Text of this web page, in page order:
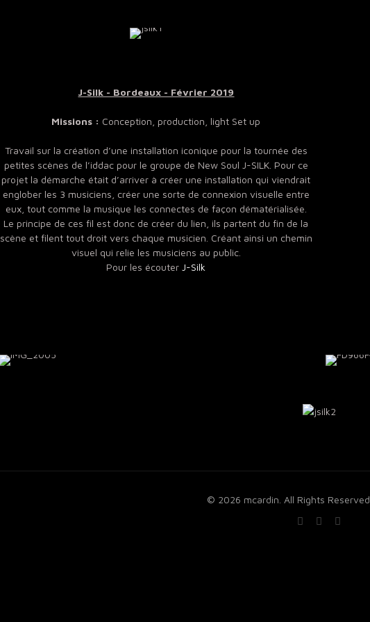
J-Silk - Bordeaux - Février 2019
Missions : Conception, production, light Set up
Travail sur la création d’une installation iconique pour la tournée des
petites scènes de l’iddac pour le groupe de New Soul J-SILK. Pour ce
projet la démarche était d’arriver à créer une installation qui viendrait
englober les 3 musiciens, créer une sorte de connexion visuelle entre
eux, tout comme la musique les connectes de façon dématérialisée.
Le principe de ces fil est donc de créer du lien, ils partent du fin de la
scène et filent tout droit vers chaque musicien. Créant ainsi un chemin
visuel qui relie les musiciens au public.
Pour les écouterJ-Silk
© 2026 mcardin. All Rights Reserved.